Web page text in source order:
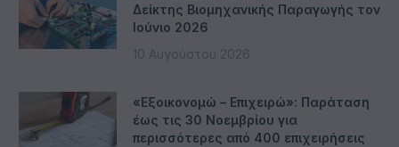
Δείκτης Βιομηχανικής Παραγωγής τον
Ιούνιο 2026
10 Αυγούστου 2026
«Εξοικονομώ – Επιχειρώ»: Παράταση
έως τις 30 Νοεμβρίου για
περισσότερες από 400 επιχειρήσεις